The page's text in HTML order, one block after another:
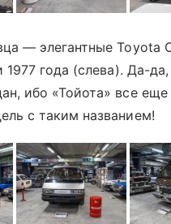
— элегантные Toyota
1977 года (слева). Да-
ибо «Тойота» все еще
с таким названием!